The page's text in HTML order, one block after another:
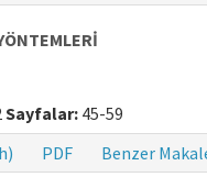
Sayfalar: 45-59
PDF Benzer